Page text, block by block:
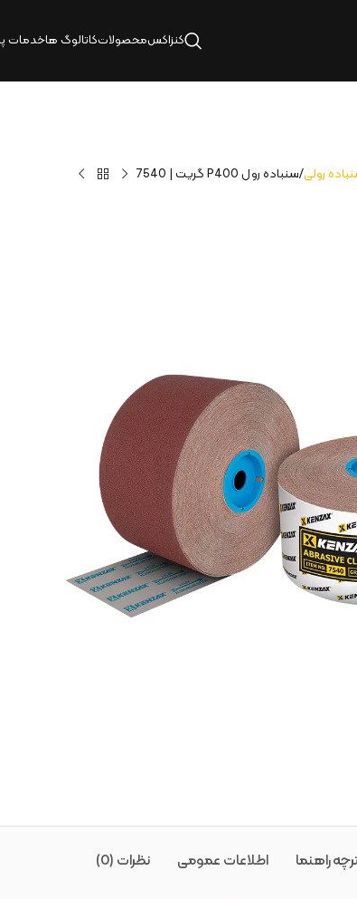
کنزاکسمحصولاتکاتالوگ‌ هاخدمات
رولی سنباده رول P400 گریت | 7540
نظرات (0) اطلاعات عمومی راهنما